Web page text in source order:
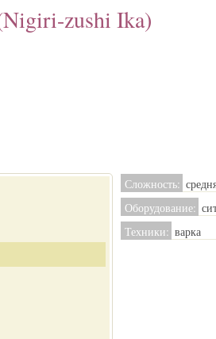
zushi Ika)
Сложность:
Оборудование:
Техники: варка